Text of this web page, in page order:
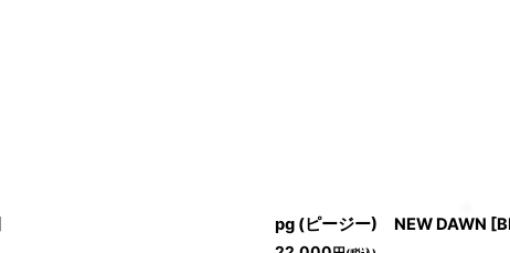
pg (ピージー) NEW DAWN